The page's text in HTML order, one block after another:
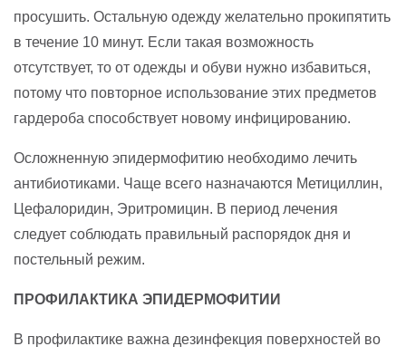
просушить. Остальную одежду желательно прокипятить
в течение 10 минут. Если такая возможность
отсутствует, то от одежды и обуви нужно избавиться,
потому что повторное использование этих предметов
гардероба способствует новому инфицированию.
Осложненную эпидермофитию необходимо лечить
антибиотиками. Чаще всего назначаются Метициллин,
Цефалоридин, Эритромицин. В период лечения
следует соблюдать правильный распорядок дня и
постельный режим.
ПРОФИЛАКТИКА ЭПИДЕРМОФИТИИ
В профилактике важна дезинфекция поверхностей во